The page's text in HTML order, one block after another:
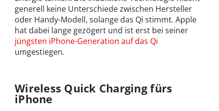
generell keine Unterschiede zwischen Hersteller
oder Handy-Modell, solange das Qi stimmt. Apple
hat dabei lange gezögert und ist erst bei seiner
jüngsten iPhone-Generation auf das Qi
umgestiegen.
Wireless Quick Charging fürs
iPhone